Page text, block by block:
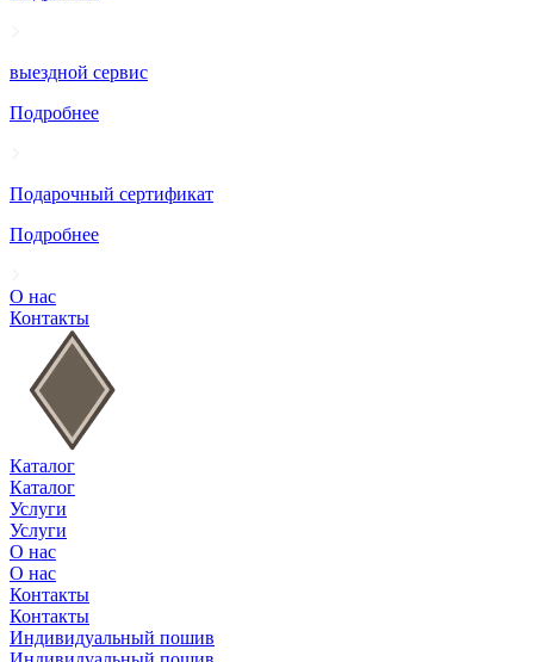
выездной сервис
Подробнее
Подарочный сертификат
Подробнее
О нас
Контакты
Каталог
Каталог
Услуги
Услуги
О нас
О нас
Контакты
Контакты
Индивидуальный пошив